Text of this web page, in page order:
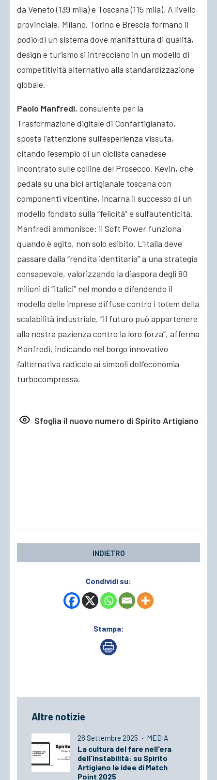
da Veneto (139 mila) e Toscana (115 mila). A livello
provinciale, Milano, Torino e Brescia formano il
podio di un sistema dove manifattura di qualità,
design e turismo si intrecciano in un modello di
competitività alternativo alla standardizzazione
globale.
Paolo Manfredi, consulente per la
Trasformazione digitale di Confartigianato,
sposta l’attenzione sull’esperienza vissuta,
citando l’esempio di un ciclista canadese
incontrato sulle colline del Prosecco. Kevin, che
pedala su una bici artigianale toscana con
componenti vicentine, incarna il successo di un
modello fondato sulla “felicità” e sull’autenticità.
Manfredi ammonisce: il Soft Power funziona
quando è agito, non solo esibito. L’Italia deve
passare dalla “rendita identitaria” a una strategia
consapevole, valorizzando la diaspora degli 80
milioni di “italici” nel mondo e difendendo il
modello delle imprese diffuse contro i totem della
scalabilità industriale. “Il futuro può appartenere
alla nostra pazienza contro la loro forza”, afferma
Manfredi, indicando nel borgo innovativo
l’alternativa radicale ai simboli dell’economia
turbocompressa.
Sfoglia il nuovo numero di Spirito Artigiano
INDIETRO
Condividi su:
Stampa:
Altre notizie
26 Settembre 2025 · MEDIA
La cultura del fare nell'era
dell'instabilità: su Spirito
Artigiano le idee di Match
Point 2025